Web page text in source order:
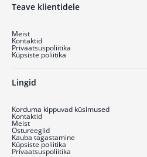
Teave klientidele
Meist
Kontaktid
Privaatsuspoliitika
Küpsiste poliitika
Lingid
Korduma kippuvad küsimused
Kontaktid
Meist
Ostu­reeglid
Kauba tagastamine
Küpsiste poliitika
Privaatsuspoliitika